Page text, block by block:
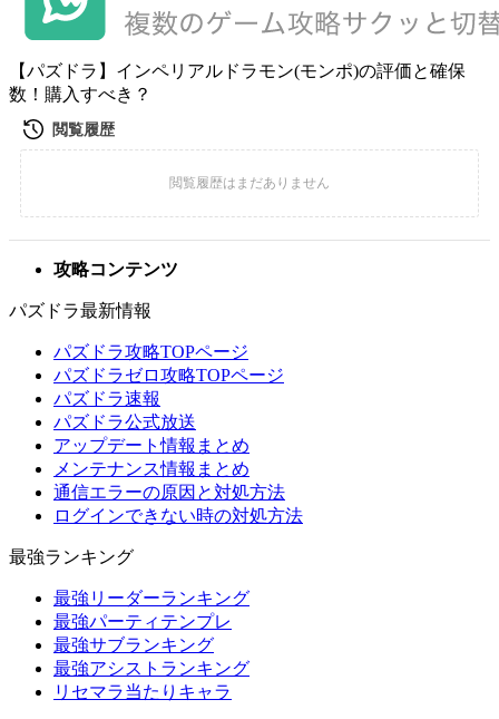
【パズドラ】インペリアルドラモン(モンポ)の評価と確保
数！購入すべき？
攻略コンテンツ
パズドラ最新情報
パズドラ攻略TOPページ
パズドラゼロ攻略TOPページ
パズドラ速報
パズドラ公式放送
アップデート情報まとめ
メンテナンス情報まとめ
通信エラーの原因と対処方法
ログインできない時の対処方法
最強ランキング
最強リーダーランキング
最強パーティテンプレ
最強サブランキング
最強アシストランキング
リセマラ当たりキャラ